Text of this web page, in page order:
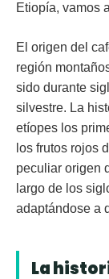
Etiopía, vamos
El origen del
región
sido durante
silvestre. La
etíopes los
los frutos rojos
peculiar origen
largo de los
adaptándose a
La